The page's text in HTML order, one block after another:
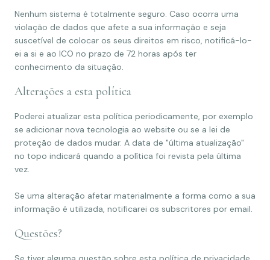
Nenhum sistema é totalmente seguro. Caso ocorra uma
violação de dados que afete a sua informação e seja
suscetível de colocar os seus direitos em risco, notificá-lo-
ei a si e ao ICO no prazo de 72 horas após ter
conhecimento da situação.
Alterações a esta política
Poderei atualizar esta política periodicamente, por exemplo
se adicionar nova tecnologia ao website ou se a lei de
proteção de dados mudar. A data de "última atualização"
no topo indicará quando a política foi revista pela última
vez.
Se uma alteração afetar materialmente a forma como a sua
informação é utilizada, notificarei os subscritores por email.
Questões?